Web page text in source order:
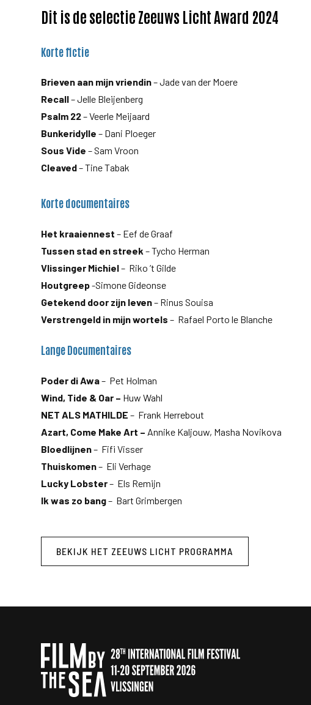
Dit is de selectie Zeeuws Licht Award 2024
Korte fictie
Brieven aan mijn vriendin– Jade van der Moere
Recall– Jelle Bleijenberg
Psalm 22– Veerle Meijaard
Bunkeridylle – Dani Ploeger
Sous Vide – Sam Vroon
Cleaved– Tine Tabak
Korte documentaires
Het kraaiennest – Eef de Graaf
Tussen stad en streek – Tycho Herman
Vlissinger Michiel– Riko ’t Gilde
Houtgreep-Simone Gideonse
Getekend door zijn leven– Rinus Souisa
Verstrengeld in mijn wortels – Rafael Porto le Blanche
Lange Documentaires
Poder di Awa– Pet Holman
Wind, Tide & Oar – Huw Wahl
NET ALS MATHILDE – Frank Herrebout
Azart, Come Make Art – Annike Kaljouw, Masha Novikova
Bloedlijnen– Fifi Visser
Thuiskomen– Eli Verhage
Lucky Lobster– Els Remijn
Ik was zo bang– Bart Grimbergen
BEKIJK HET ZEEUWS LICHT PROGRAMMA